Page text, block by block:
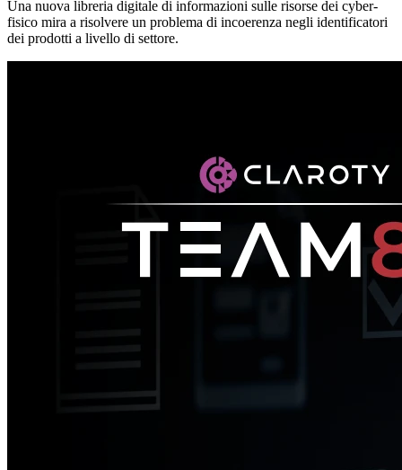
Una nuova libreria digitale di informazioni sulle risorse dei cyber-
fisico mira a risolvere un problema di incoerenza negli identificatori
dei prodotti a livello di settore.